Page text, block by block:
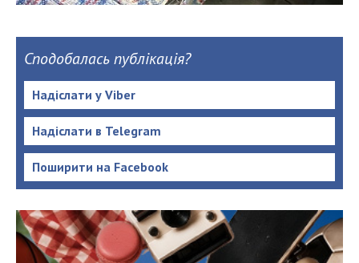
Сподобалась публікація?
Надіслати у Viber
Надіслати в Telegram
Поширити на Facebook